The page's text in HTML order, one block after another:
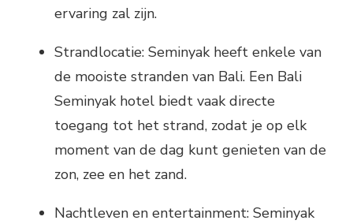
ervaring zal zijn.
Strandlocatie: Seminyak heeft enkele van
de mooiste stranden van Bali. Een Bali
Seminyak hotel biedt vaak directe
toegang tot het strand, zodat je op elk
moment van de dag kunt genieten van de
zon, zee en het zand.
Nachtleven en entertainment: Seminyak